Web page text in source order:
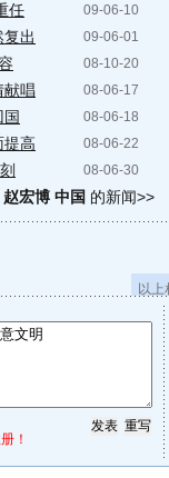
09-06-10
任
09-06-01
出
08-10-20
08-06-17
献唱
08-06-18
08-06-22
提高
08-06-30
赵宏博 中国 的新闻>>
以
！